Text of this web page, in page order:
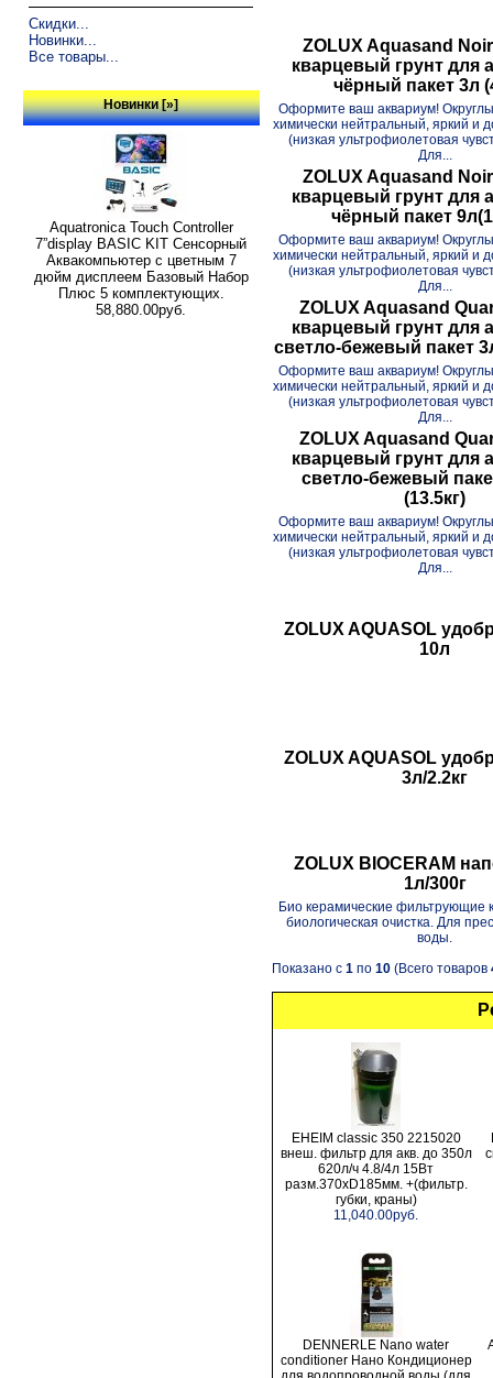
Скидки...
Новинки...
Все товары...
Новинки [»]
Aquatronica Touch Controller
7”display BASIC KIT Сенсорный
Аквакомпьютер с цветным 7
дюйм дисплеем Базовый Набор
Плюс 5 комплектующих.
58,880.00руб.
ZOLUX Aquasand
кварцевый грунт для
чёрный пакет 3л
Оформите ваш аквариум!
химически нейтральный, яркий и
(низкая ультрофиолетовая
Для...
ZOLUX Aquasand
кварцевый грунт для
чёрный пакет
Оформите ваш аквариум!
химически нейтральный, яркий и
(низкая ультрофиолетовая
Для...
ZOLUX Aquasand
кварцевый грунт для
светло-бежевый пакет
Оформите ваш аквариум!
химически нейтральный, яркий и
(низкая ультрофиолетовая
Для...
ZOLUX Aquasand
кварцевый грунт для
светло-бежевый
(13.5кг)
Оформите ваш аквариум!
химически нейтральный, яркий и
(низкая ультрофиолетовая
Для...
ZOLUX AQUASOL
10л
ZOLUX AQUASOL
3л/2.2кг
ZOLUX BIOCERAM
1л/300г
Био керамические фильтрующие
биологическая очистка. Для
воды.
Показано с 1по 10(Всего товаров
EHEIM classic 350 2215020
внеш. фильтр для акв. до 350л
620л/ч 4.8/4л 15Вт
разм.370хD185мм. +(фильтр.
губки, краны)
11,040.00руб.
DENNERLE Nano water
conditioner Нано Кондиционер